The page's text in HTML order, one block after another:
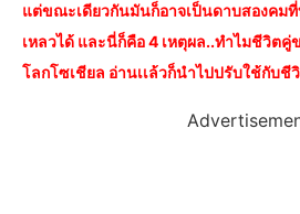
แต่ขณะเดียวกันมันก็อาจเป็นดาบสองคม
เหลวได้ และนี่ก็คือ 4 เหตุผล..ทำไมชีวิตคู่
โลกโซเชียล อ่านเเล้วก็นำไปปรับใช้กับ